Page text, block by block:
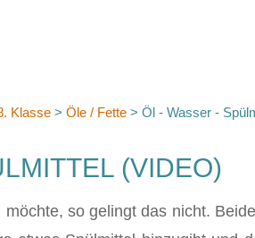
Klasse > Öle / Fette > Öl - Wasser -
(VIDEO)
so gelingt das nicht.